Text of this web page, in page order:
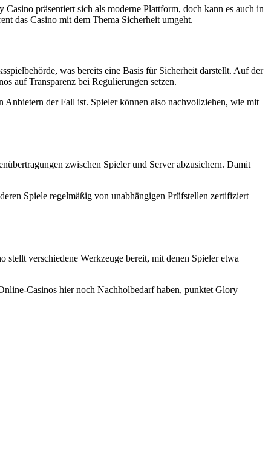
präsentiert sich als moderne Plattform, doch kann es auch in
das Casino mit dem Thema Sicherheit umgeht.
was bereits eine Basis für Sicherheit darstellt. Auf der
auf Transparenz bei Regulierungen setzen.
der Fall ist. Spieler können also nachvollziehen, wie mit
zwischen Spieler und Server abzusichern. Damit
Spiele regelmäßig von unabhängigen Prüfstellen zertifiziert
verschiedene Werkzeuge bereit, mit denen Spieler etwa
Casinos hier noch Nachholbedarf haben, punktet Glory